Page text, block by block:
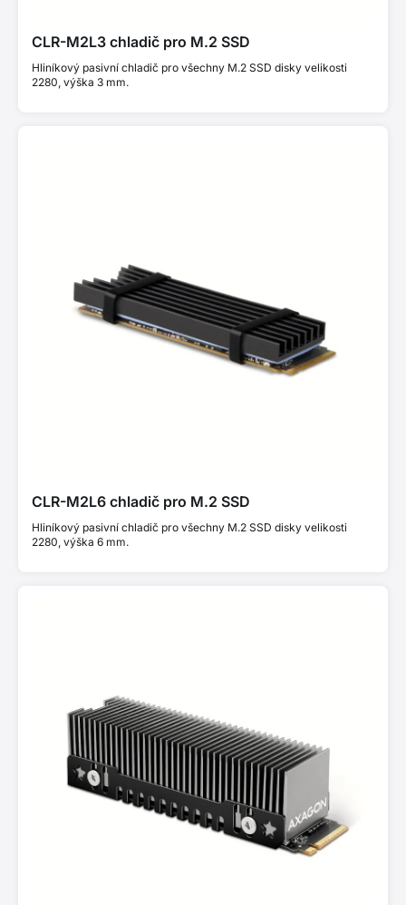
CLR-M2L3 chladič pro M.2 SSD
Hliníkový pasivní chladič pro všechny M.2 SSD disky velikosti
2280, výška 3 mm.
CLR-M2L6 chladič pro M.2 SSD
Hliníkový pasivní chladič pro všechny M.2 SSD disky velikosti
2280, výška 6 mm.